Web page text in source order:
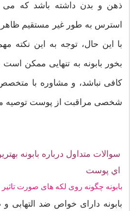
ذهن و بدن داشته باشد که
استرس به طور غیر مستقیم
با این حال، توجه به این نکته
بخور بابونه به تنهایی ممکن
کافی نباشد، و مشاوره با
شخصی مراقبت از پوست توصیه
سوالات متداول درباره بابونه
اي پوست
بابونه چگونه روی لکه های صورت
بابونه دارای خواص ضد التهابی